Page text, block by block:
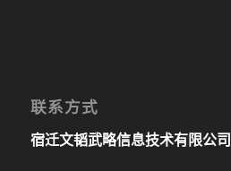
联系方式
宿迁文韬武略信息技术有限公司